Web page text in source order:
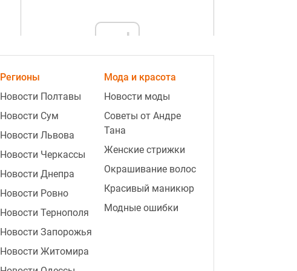
ad
22:31
Штраф до 8 500 гривен: за что
могут наказать владельцев собак
и кошек в августе
22:07
Не только соль — что предвещает
их убрать
Регионы
Новости Полтавы
Новости Сум
Новости Львова
Новости Черкассы
Новости Днепра
Новости Ровно
Новости Тернополя
Новости Запорожья
Новости Житомира
Мода и красота
Новости моды
Советы от Андре
Тана
Женские стрижки
Окрашивание волос
Красивый маникюр
Модные ошибки